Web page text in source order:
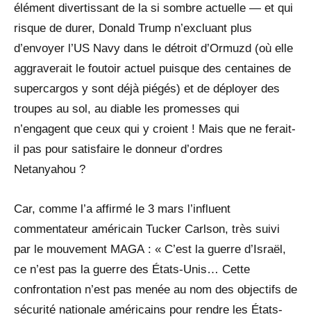
élément divertissant de la si sombre actuelle — et qui
risque de durer, Donald Trump n’excluant plus
d’envoyer l’US Navy dans le détroit d’Ormuzd (où elle
aggraverait le foutoir actuel puisque des centaines de
supercargos y sont déjà piégés) et de déployer des
troupes au sol, au diable les promesses qui
n’engagent que ceux qui y croient ! Mais que ne ferait-
il pas pour satisfaire le donneur d’ordres
Netanyahou ?
Car, comme l’a affirmé le 3 mars l’influent
commentateur américain Tucker Carlson, très suivi
par le mouvement MAGA : « C’est la guerre d’Israël,
ce n’est pas la guerre des États-Unis… Cette
confrontation n’est pas menée au nom des objectifs de
sécurité nationale américains pour rendre les États-